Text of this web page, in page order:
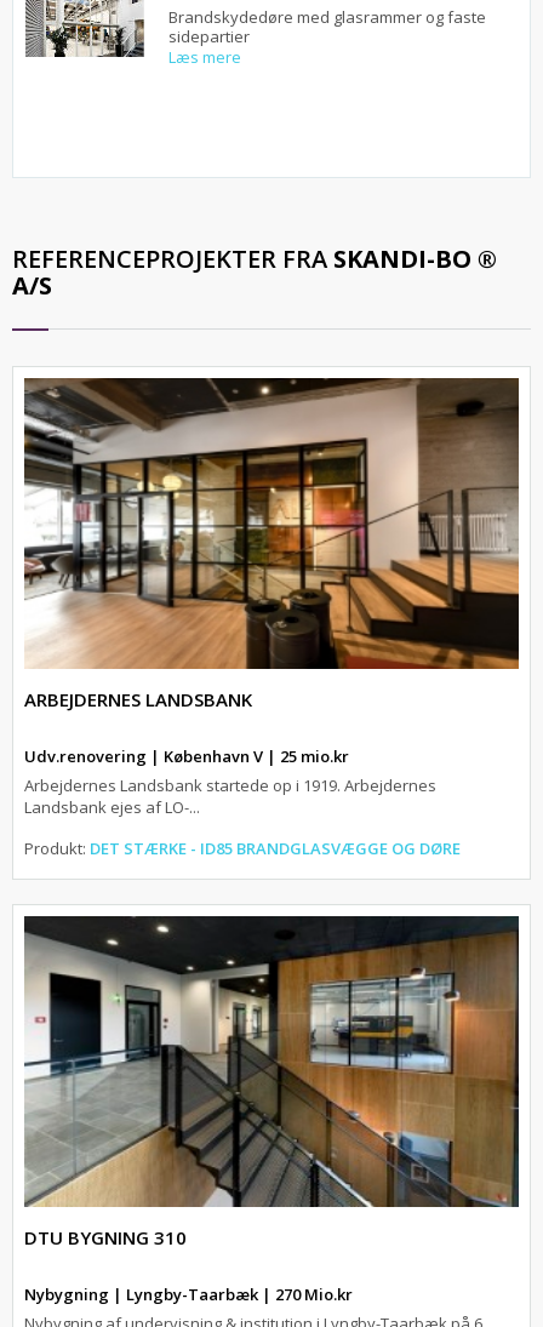
Brandskydedøre med glasrammer og faste
sidepartier
Læs mere
REFERENCEPROJEKTER FRA SKANDI-BO ®
A/S
ARBEJDERNES LANDSBANK
Udv.renovering | København V | 25 mio.kr
Arbejdernes Landsbank startede op i 1919. Arbejdernes
Landsbank ejes af LO-...
Produkt: DET STÆRKE - ID85 BRANDGLASVÆGGE OG DØRE
DTU BYGNING 310
Nybygning | Lyngby-Taarbæk | 270 Mio.kr